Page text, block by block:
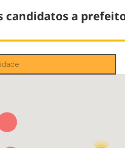
candidatos a